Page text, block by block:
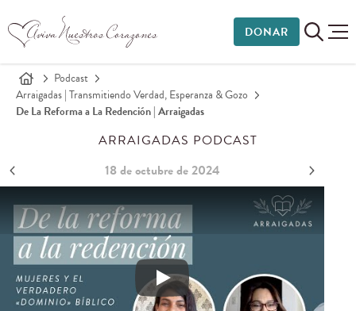
DONAR
Podcast
Arraigadas | Transmitiendo Verdad, Esperanza & Gozo
De La Reforma a La Redención | Arraigadas
ARRAIGADAS PODCAST
18 de octubre de 2024
De la reforma a la redención: mujeres y el verdadero